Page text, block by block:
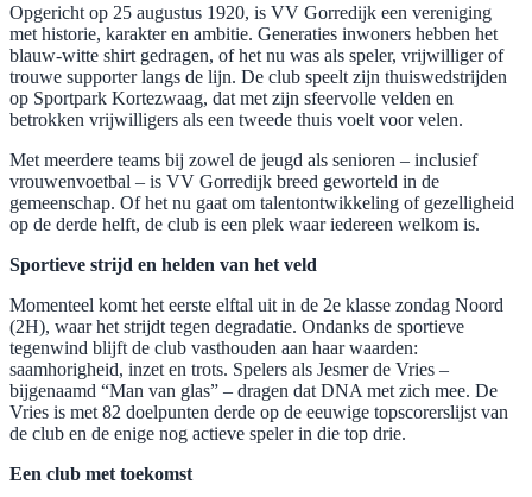
Opgericht op 25 augustus 1920, is VV Gorredijk een vereniging
met historie, karakter en ambitie. Generaties inwoners hebben het
blauw-witte shirt gedragen, of het nu was als speler, vrijwilliger of
trouwe supporter langs de lijn. De club speelt zijn thuiswedstrijden
op Sportpark Kortezwaag, dat met zijn sfeervolle velden en
betrokken vrijwilligers als een tweede thuis voelt voor velen.
Met meerdere teams bij zowel de jeugd als senioren – inclusief
vrouwenvoetbal – is VV Gorredijk breed geworteld in de
gemeenschap. Of het nu gaat om talentontwikkeling of gezelligheid
op de derde helft, de club is een plek waar iedereen welkom is.
Sportieve strijd en helden van het veld
Momenteel komt het eerste elftal uit in de 2e klasse zondag Noord
(2H), waar het strijdt tegen degradatie. Ondanks de sportieve
tegenwind blijft de club vasthouden aan haar waarden:
saamhorigheid, inzet en trots. Spelers als Jesmer de Vries –
bijgenaamd “Man van glas” – dragen dat DNA met zich mee. De
Vries is met 82 doelpunten derde op de eeuwige topscorerslijst van
de club en de enige nog actieve speler in die top drie.
Een club met toekomst